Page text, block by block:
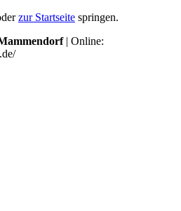
zur Startseite springen.
| Online: